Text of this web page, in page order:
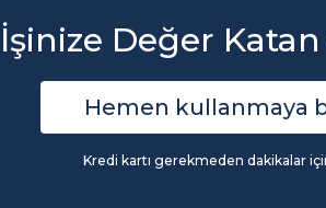
İşinize Değer
Hemen kullanmaya
Kredi kartı gerekmeden dakikalar